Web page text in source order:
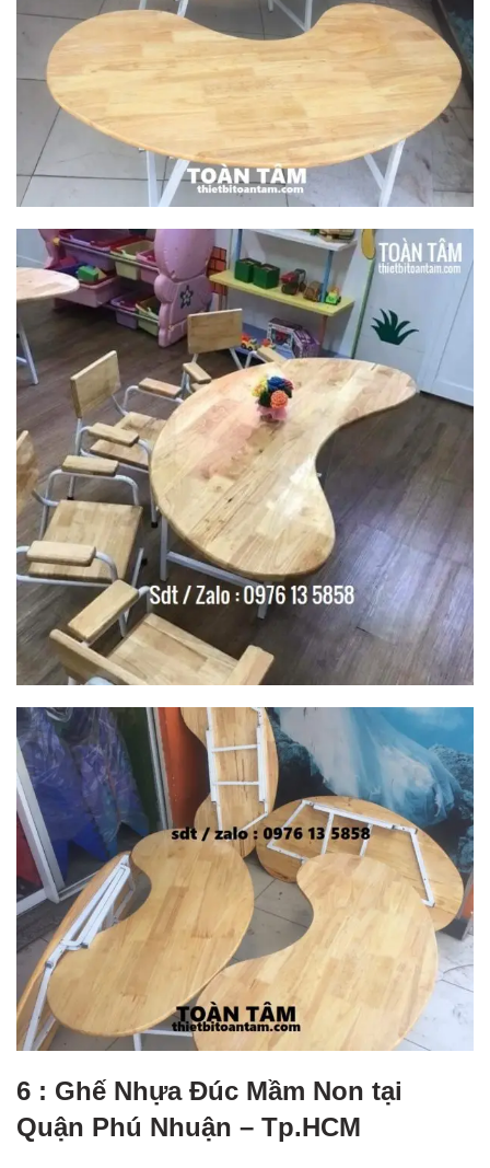
6 : Ghế Nhựa Đúc Mầm Non tại
Quận Phú Nhuận – Tp.HCM